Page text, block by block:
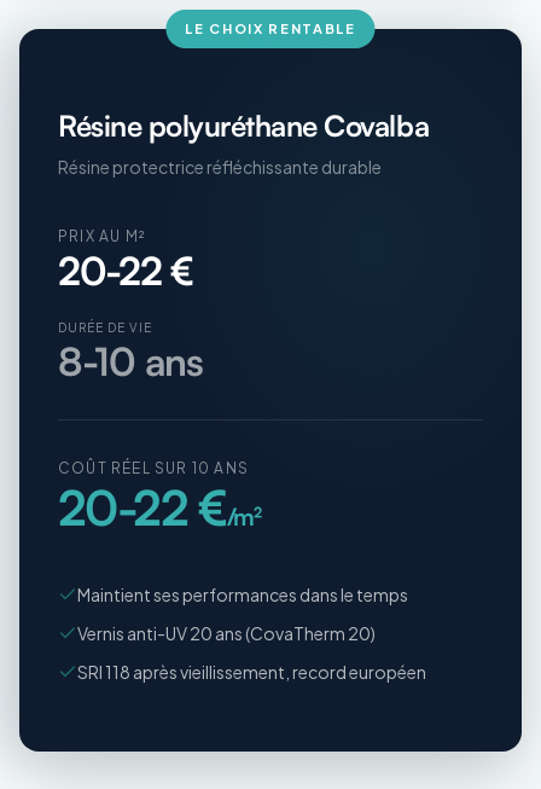
LE CHOIX RENTABLE
Résine polyuréthane Covalba
Résine protectrice réfléchissante durable
PRIX AU M²
20-22 €
DURÉE DE VIE
8-10 ans
COÛT RÉEL SUR 10 ANS
20-22 €/m²
Maintient ses performances dans le temps
Vernis anti-UV 20 ans (CovaTherm 20)
SRI 118 après vieillissement, record européen